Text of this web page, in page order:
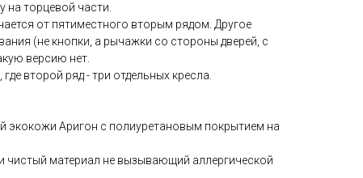
на торцевой части.
от пятиместного вторым рядом. Другое
(не кнопки, а рычажки со стороны дверей, с
версию нет.
второй ряд - три отдельных кресла.
экокожи Аригон с полиуретановым покрытием на
чистый материал не вызывающий аллергической